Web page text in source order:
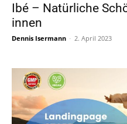
Ibé – Natürliche
innen
Dennis Isermann - 2. April 2023